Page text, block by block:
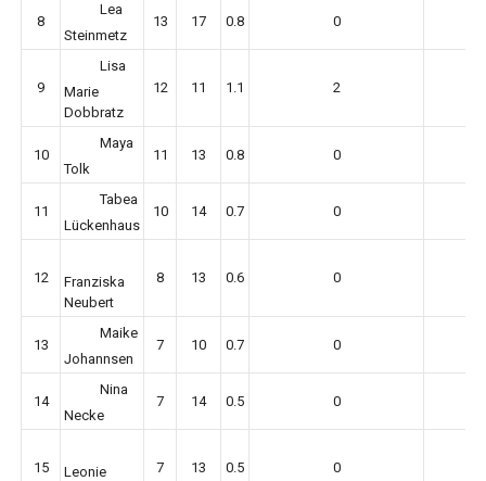
8
Lea
Steinmetz
13 17 0.8 0
9
Lisa
Marie
Dobbratz
12 11 1.1 2
10
Maya
Tolk
11 13 0.8 0
11
Tabea
Lückenhaus
10 14 0.7 0
12
Franziska
Neubert
8 13 0.6 0
13
Maike
Johannsen
7 10 0.7 0
14
Nina
Necke
7 14 0.5 0
15
Leonie
7 13 0.5 0